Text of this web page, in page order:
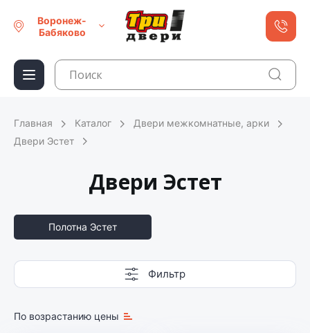
Воронеж-
Бабяково
Главная Каталог
Двери межкомнатные, арки
Двери Эстет
Двери Эстет
Полотна Эстет
Фильтр
По возрастанию цены